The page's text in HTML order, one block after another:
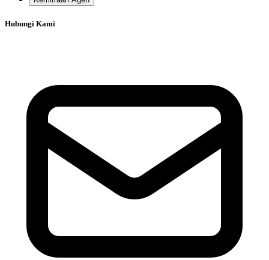
Hubungi Kami